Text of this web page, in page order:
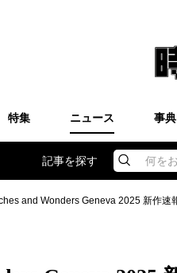
特集 ニュース 事典
記事を探す 何を
and Wonders Geneva 2025 新作速